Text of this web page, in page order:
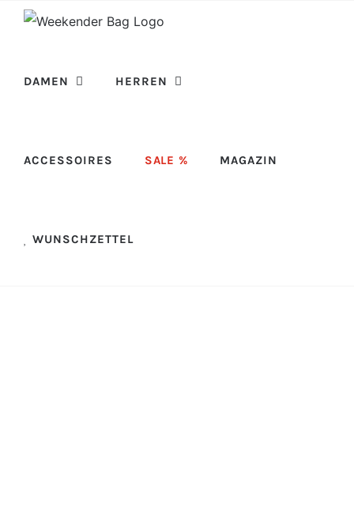
Skip
DAMEN HERREN
ACCESSOIRES SALE % MAGAZIN
WUNSCHZETTEL